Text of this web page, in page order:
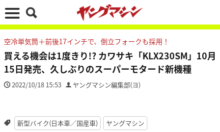
空冷単気筒＋前後17インチで、倒立フォークも採用！
買える機会は1度きり!? カワサキ「KLX230SM」10月
15日発売、久しぶりのスーパーモタード新機種
2022/10/18 15:53 ヤングマシン編集部(ヨ)
新型バイク(日本車／国産車)
ヤングマシン